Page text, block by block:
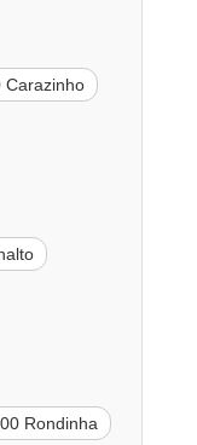
Carazinho
Rondinha